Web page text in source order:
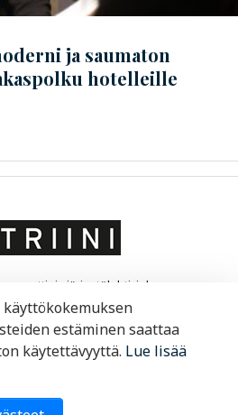
ja saumaton
hotelleille
ja järjestölehti, joka on
ja ravintola-alan yrittäjille ja
kertoo yrityksistä ja niiden
käyttökokemuksen
estäminen saattaa
käytettävyyttä. Lue lisää